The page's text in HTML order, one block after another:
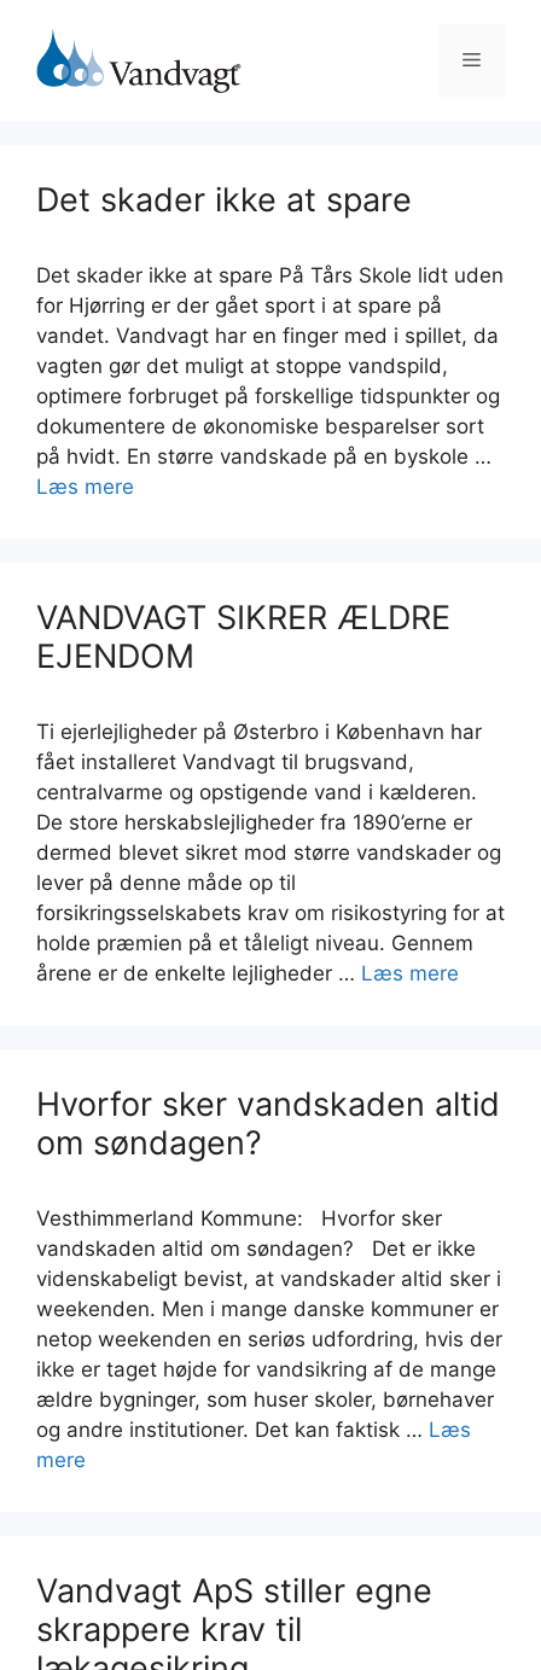
indhold
Menu
Det skader ikke at spare
Det skader ikke at spare På Tårs Skole lidt uden
for Hjørring er der gået sport i at spare på
vandet. Vandvagt har en finger med i spillet, da
vagten gør det muligt at stoppe vandspild,
optimere forbruget på forskellige tidspunkter og
dokumentere de økonomiske besparelser sort
på hvidt. En større vandskade på en byskole …
Læs mere
VANDVAGT SIKRER ÆLDRE
EJENDOM
Ti ejerlejligheder på Østerbro i København har
fået installeret Vandvagt til brugsvand,
centralvarme og opstigende vand i kælderen.
De store herskabslejligheder fra 1890’erne er
dermed blevet sikret mod større vandskader og
lever på denne måde op til
forsikringsselskabets krav om risikostyring for at
holde præmien på et tåleligt niveau. Gennem
årene er de enkelte lejligheder … Læs mere
Hvorfor sker vandskaden altid
om søndagen?
Vesthimmerland Kommune: Hvorfor sker
vandskaden altid om søndagen? Det er ikke
videnskabeligt bevist, at vandskader altid sker i
weekenden. Men i mange danske kommuner er
netop weekenden en seriøs udfordring, hvis der
ikke er taget højde for vandsikring af de mange
ældre bygninger, som huser skoler, børnehaver
og andre institutioner. Det kan faktisk … Læs
mere
Vandvagt ApS stiller egne
skrappere krav til